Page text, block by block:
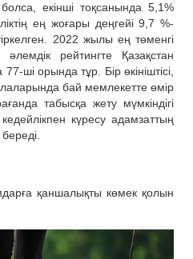
екінші тоқсанында 5,1%
ең жоғары деңгейі 9,7 %-
2022 жылы ең төменгі
рейтингте Қазақстан
ші орында тұр. Бір өкініштісі,
бай мемлекетте өмір
табысқа жету мүмкіндігі
күресу адамзаттың
қаншалықты көмек қолын